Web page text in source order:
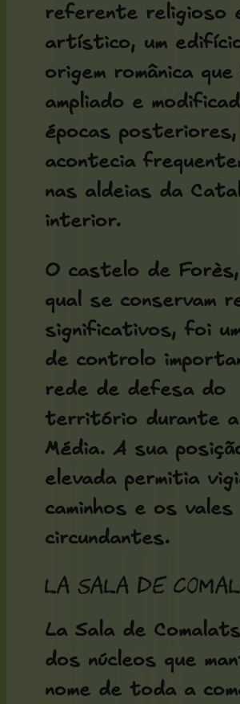
referente religioso
artístico, um
origem românica
ampliado e
épocas posteriores,
acontecia
nas aldeias da
interior.
O castelo de Forès
qual se conservam
significativos, foi
de controlo
rede de defesa do
território durante
Média. A sua
elevada permitia
caminhos e os vales
circundantes.
La Sala de
La Sala de
dos núcleos que
nome de toda a